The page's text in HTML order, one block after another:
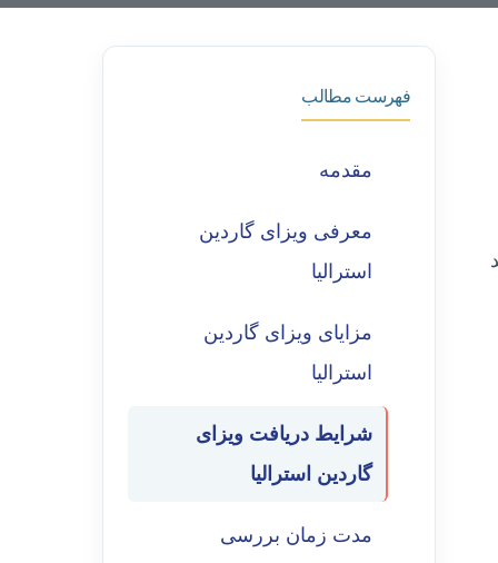
فهرست مطالب
مقدمه
معرفی ویزای گاردین
استرالیا
مزایای ویزای گاردین
استرالیا
شرایط دریافت ویزای
گاردین استرالیا
مدت زمان بررسی